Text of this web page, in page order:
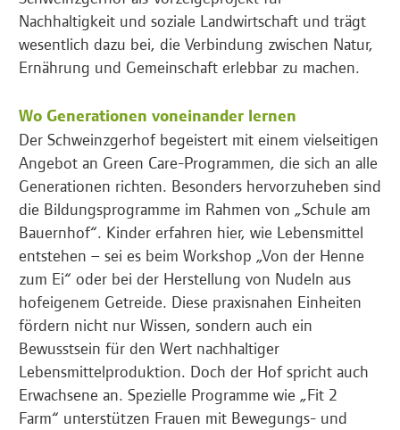
Nachhaltigkeit und soziale Landwirtschaft und trägt
wesentlich dazu bei, die Verbindung zwischen Natur,
Ernährung und Gemeinschaft erlebbar zu machen.
Wo Generationen voneinander lernen
Der Schweinzgerhof begeistert mit einem vielseitigen
Angebot an Green Care-Programmen, die sich an alle
Generationen richten. Besonders hervorzuheben sind
die Bildungsprogramme im Rahmen von „Schule am
Bauernhof“. Kinder erfahren hier, wie Lebensmittel
entstehen – sei es beim Workshop „Von der Henne
zum Ei“ oder bei der Herstellung von Nudeln aus
hofeigenem Getreide. Diese praxisnahen Einheiten
fördern nicht nur Wissen, sondern auch ein
Bewusstsein für den Wert nachhaltiger
Lebensmittelproduktion. Doch der Hof spricht auch
Erwachsene an. Spezielle Programme wie „Fit 2
Farm“ unterstützen Frauen mit Bewegungs- und